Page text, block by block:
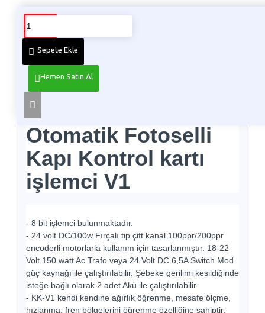
Sepete Ekle
Hemen Satın Al
Whatsapp Sipariş
Telefon İle Sipariş
Ürün Bilgisi
Otomatik Fotoselli
Kapı Kontrol kartı
işlemci V1
- 8 bit işlemci bulunmaktadır.
- 24 volt DC/100w Fırçalı tip çift kanal 100ppr/200ppr
encoderli motorlarla kullanım için tasarlanmıştır. 18-22
Volt 150 watt Ac Trafo veya 24 Volt DC 6,5A Switch Mod
güç kaynağı ile çalıştırılabilir. Şebeke gerilimi kesildiğinde
isteğe bağlı olarak 2 adet Akü ile çalıştırılabilir
- KK-V1 kendi kendine ağırlık öğrenme, mesafe ölçme,
hızlanma, fren bölgelerini öğrenme özelliğine sahiptir;